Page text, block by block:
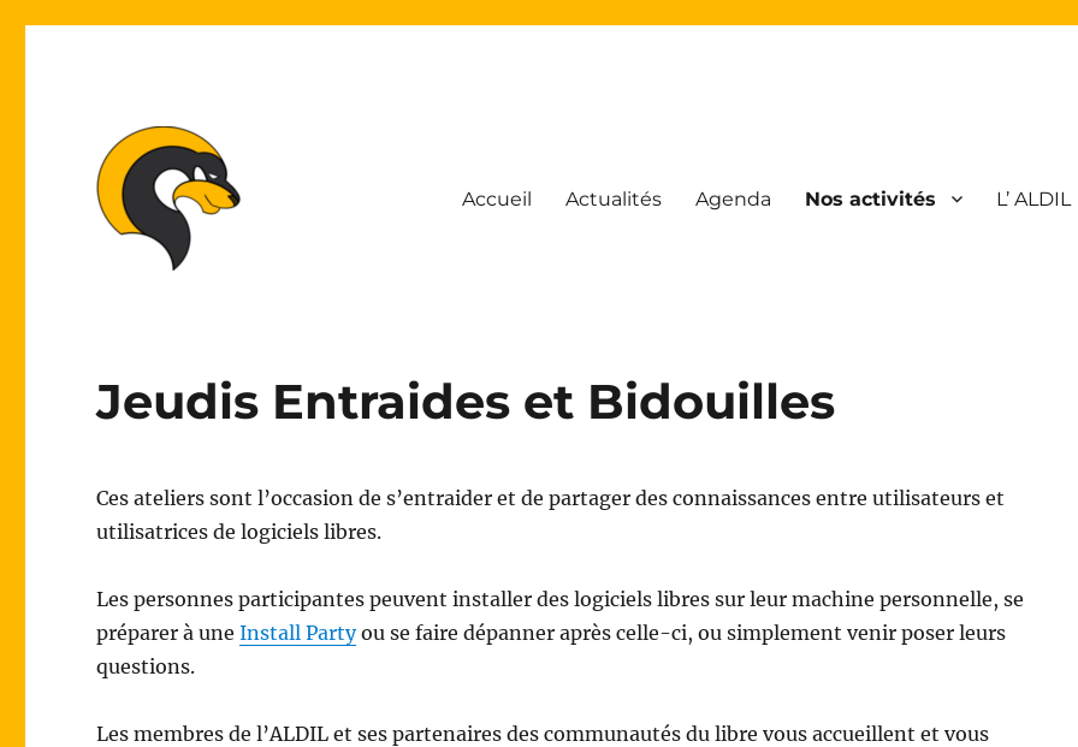
Accueil Actualités Agenda Nos activités L’ ALDIL
Jeudis Entraides et Bidouilles
Ces ateliers sont l’occasion de s’entraider et de partager des connaissances entre utilisateurs et
utilisatrices de logiciels libres.
Les personnes participantes peuvent installer des logiciels libres sur leur machine personnelle, se
préparer à uneInstall Partyou se faire dépanner après celle-ci, ou simplement venir poser leurs
questions.
Les membres de l’ALDIL et ses partenaires des communautés du libre vous accueillent et vous